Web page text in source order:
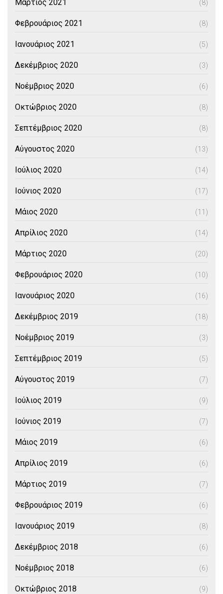
Μάρτιος 2021 (8)
Φεβρουάριος 2021 (8)
Ιανουάριος 2021 (5)
Δεκέμβριος 2020 (3)
Νοέμβριος 2020 (6)
Οκτώβριος 2020 (8)
Σεπτέμβριος 2020 (8)
Αύγουστος 2020 (13)
Ιούλιος 2020 (14)
Ιούνιος 2020 (17)
Μάιος 2020 (11)
Απρίλιος 2020 (14)
Μάρτιος 2020 (20)
Φεβρουάριος 2020 (10)
Ιανουάριος 2020 (16)
Δεκέμβριος 2019 (18)
Νοέμβριος 2019 (3)
Σεπτέμβριος 2019 (5)
Αύγουστος 2019 (7)
Ιούλιος 2019 (9)
Ιούνιος 2019 (7)
Μάιος 2019 (6)
Απρίλιος 2019 (6)
Μάρτιος 2019 (7)
Φεβρουάριος 2019 (6)
Ιανουάριος 2019 (8)
Δεκέμβριος 2018 (6)
Νοέμβριος 2018 (6)
Οκτώβριος 2018 (9)